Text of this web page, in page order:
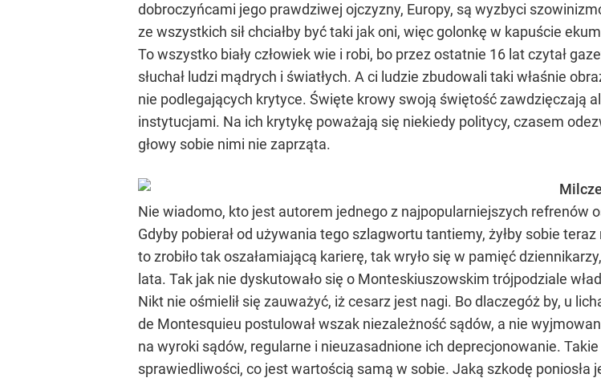
dobroczyńcami jego prawdziwej ojczyzny, Europy, są wyzbyci
ze wszystkich sił chciałby być taki jak oni, więc golonkę w kapuście
To wszystko biały człowiek wie i robi, bo przez ostatnie 16 lat czytał
słuchał ludzi mądrych i światłych. A ci ludzie zbudowali taki właśnie
nie podlegających krytyce. Święte krowy swoją świętość zawdzięczają
instytucjami. Na ich krytykę poważają się niekiedy politycy, czasem
głowy sobie nimi nie zaprząta.
Nie wiadomo, kto jest autorem jednego z najpopularniejszych
Gdyby pobierał od używania tego szlagwortu tantiemy, żyłby sobie
to zrobiło tak oszałamiającą karierę, tak wryło się w pamięć
lata. Tak jak nie dyskutowało się o Monteskiuszowskim trójpodziale
Nikt nie ośmielił się zauważyć, iż cesarz jest nagi. Bo dlaczegóż by, u
de Montesquieu postulował wszak niezależność sądów, a nie
na wyroki sądów, regularne i nieuzasadnione ich deprecjonowanie.
sprawiedliwości, co jest wartością samą w sobie. Jaką szkodę